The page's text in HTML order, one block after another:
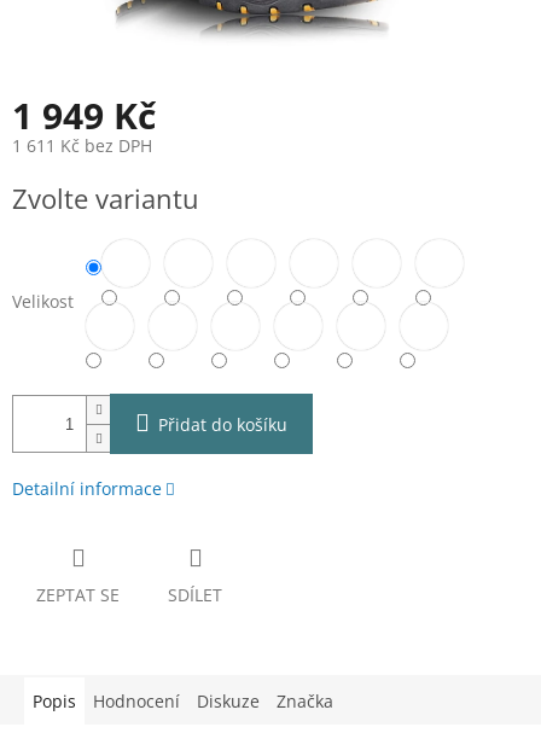
1 949 Kč
1 611 Kč bez DPH
cena:
Zvolte variantu
Velikost
Přidat do košíku
Detailní informace
ZEPTAT SE SDÍLET
Popis Hodnocení Diskuze Značka